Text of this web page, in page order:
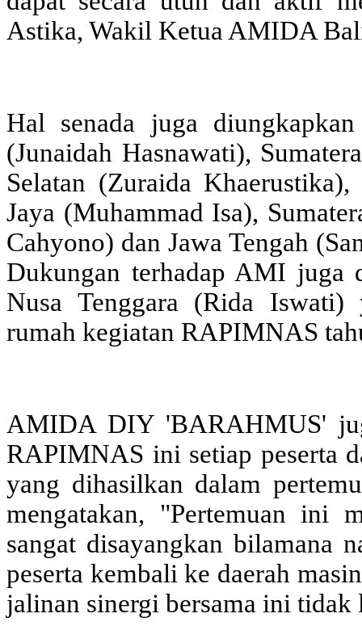
Astika, Wakil Ketua AMIDA
Hal senada juga
(Junaidah Hasnawati),
Selatan (Zuraida
Jaya (Muhammad Isa),
Cahyono) dan Jawa Tengah
Dukungan terhadap AMI
Nusa Tenggara (Rida
rumah kegiatan RAPIMNAS
AMIDA DIY 'BARAHMUS'
RAPIMNAS ini setiap peserta
yang dihasilkan dalam
mengatakan, "Pertemuan ini
sangat disayangkan bilamana
peserta kembali ke daerah
jalinan sinergi bersama ini